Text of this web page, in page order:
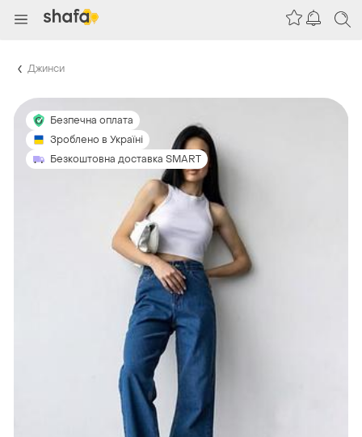
Джинси
Безпечна оплата
Зроблено в Україні
Безкоштовна доставка SMART